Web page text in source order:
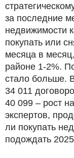
за последние
недвижимости
покупать или
месяца в
районе 1-2%.
стало больше.
34 011
40 099 – рост
экспертов,
ли покупать
подождать